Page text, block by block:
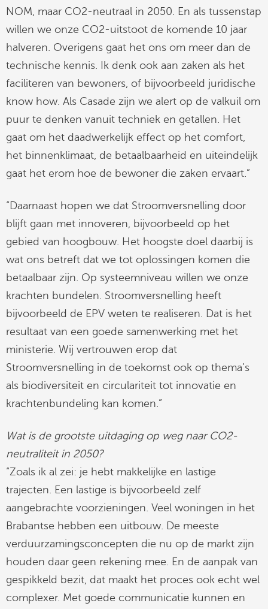
NOM, maar CO2-neutraal in 2050. En als tussenstap
willen we onze CO2-uitstoot de komende 10 jaar
halveren. Overigens gaat het ons om meer dan de
technische kennis. Ik denk ook aan zaken als het
faciliteren van bewoners, of bijvoorbeeld juridische
know how. Als Casade zijn we alert op de valkuil om
puur te denken vanuit techniek en getallen. Het
gaat om het daadwerkelijk effect op het comfort,
het binnenklimaat, de betaalbaarheid en uiteindelijk
gaat het erom hoe de bewoner die zaken ervaart.”
“Daarnaast hopen we dat Stroomversnelling door
blijft gaan met innoveren, bijvoorbeeld op het
gebied van hoogbouw. Het hoogste doel daarbij is
wat ons betreft dat we tot oplossingen komen die
betaalbaar zijn. Op systeemniveau willen we onze
krachten bundelen. Stroomversnelling heeft
bijvoorbeeld de EPV weten te realiseren. Dat is het
resultaat van een goede samenwerking met het
ministerie. Wij vertrouwen erop dat
Stroomversnelling in de toekomst ook op thema’s
als biodiversiteit en circulariteit tot innovatie en
krachtenbundeling kan komen.”
Wat is de grootste uitdaging op weg naar CO2-
neutraliteit in 2050?
“Zoals ik al zei: je hebt makkelijke en lastige
trajecten. Een lastige is bijvoorbeeld zelf
aangebrachte voorzieningen. Veel woningen in het
Brabantse hebben een uitbouw. De meeste
verduurzamingsconcepten die nu op de markt zijn
houden daar geen rekening mee. En de aanpak van
gespikkeld bezit, dat maakt het proces ook echt wel
complexer. Met goede communicatie kunnen en